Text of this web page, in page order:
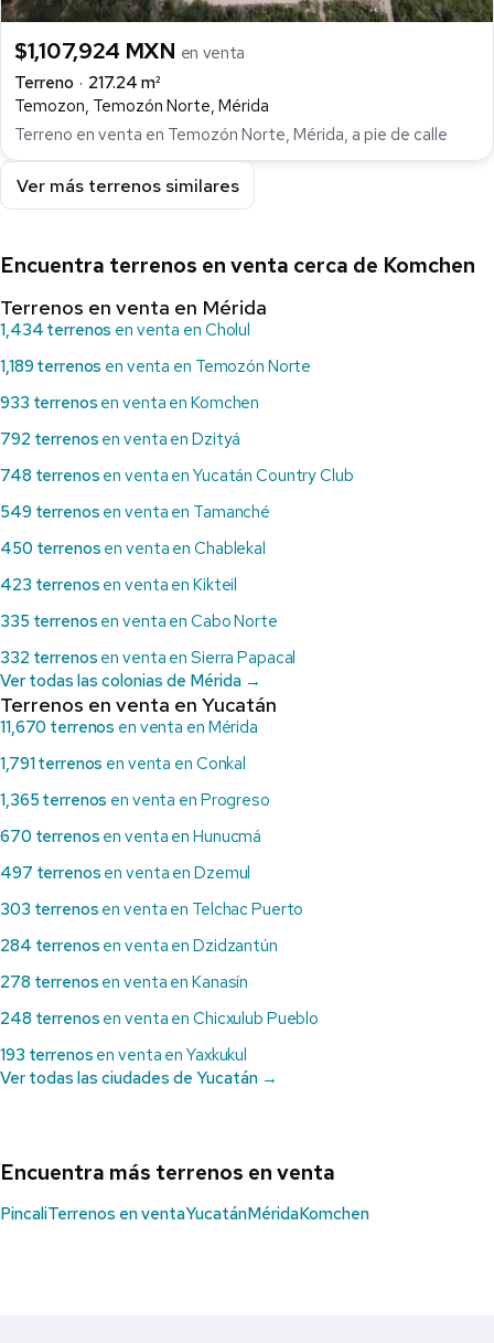
$1,107,924 MXN en venta
Terreno
217.24 m²
Temozon, Temozón Norte, Mérida
Terreno en venta en Temozón Norte, Mérida, a pie de calle
Ver más terrenos similares
Encuentra terrenos en venta cerca de Komchen
Terrenos en venta en Mérida
1,434 terrenos en venta en Cholul
1,189 terrenos en venta en Temozón Norte
933 terrenos en venta en Komchen
792 terrenos en venta en Dzityá
748 terrenos en venta en Yucatán Country Club
549 terrenos en venta en Tamanché
450 terrenos en venta en Chablekal
423 terrenos en venta en Kikteil
335 terrenos en venta en Cabo Norte
332 terrenos en venta en Sierra Papacal
Ver todas las colonias de Mérida →
Terrenos en venta en Yucatán
11,670 terrenos en venta en Mérida
1,791 terrenos en venta en Conkal
1,365 terrenos en venta en Progreso
670 terrenos en venta en Hunucmá
497 terrenos en venta en Dzemul
303 terrenos en venta en Telchac Puerto
284 terrenos en venta en Dzidzantún
278 terrenos en venta en Kanasín
248 terrenos en venta en Chicxulub Pueblo
193 terrenos en venta en Yaxkukul
Ver todas las ciudades de Yucatán →
Encuentra más terrenos en venta
PincaliTerrenos en ventaYucatánMéridaKomchen